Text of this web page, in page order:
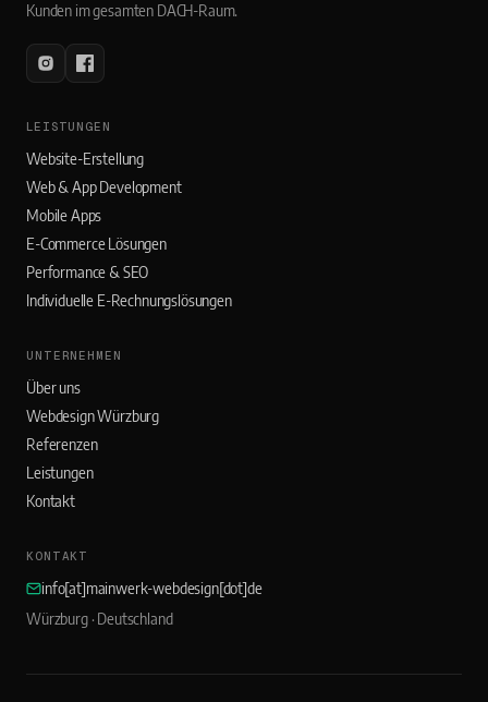
Kunden im gesamten DACH-Raum.
LEISTUNGEN
Website-Erstellung
Web & App Development
Mobile Apps
E-Commerce Lösungen
Performance & SEO
Individuelle E-Rechnungslösungen
UNTERNEHMEN
Über uns
Webdesign Würzburg
Referenzen
Leistungen
Kontakt
KONTAKT
info[at]mainwerk-webdesign[dot]de
Würzburg · Deutschland